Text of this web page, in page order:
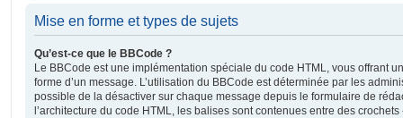
Mise en forme et types de sujets
Qu’est-ce que le BBCode ?
Le BBCode est une implémentation spéciale du code HTML, vous offrant
forme d’un message. L’utilisation du BBCode est déterminée par les
possible de la désactiver sur chaque message depuis le formulaire de
l’architecture du code HTML, les balises sont contenues entre des